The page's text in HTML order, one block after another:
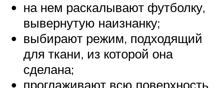
на нем раскалывают футболку,
вывернутую наизнанку;
выбирают режим, подходящий
для ткани, из которой она
сделана;
проглаживают всю поверхность,